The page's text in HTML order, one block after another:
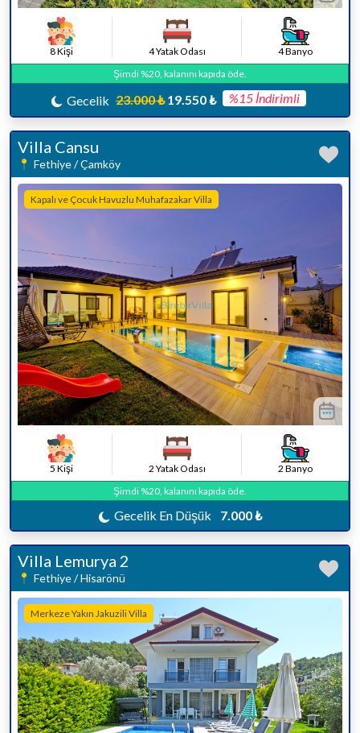
8 Kişi 4 Yatak Odası
4 Banyo
Şimdi %20, kalanını kapıda öde.
Gecelik 23.000 ₺ 19.550 ₺ %15 İndirimli
Villa Cansu
Fethiye / Çamköy
Kapalı ve Çocuk Havuzlu Muhafazakar Villa
5 Kişi 2 Yatak Odası
2 Banyo
Şimdi %20, kalanını kapıda öde.
Gecelik En Düşük 7.000 ₺
Villa Lemurya 2
Fethiye / Hisarönü
Merkeze Yakın Jakuzili Villa